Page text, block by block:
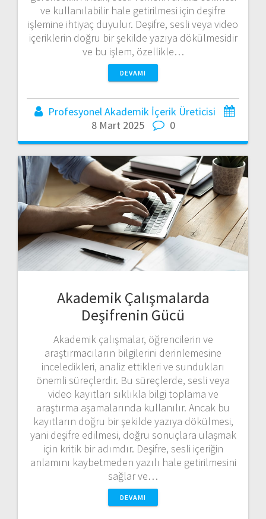
ve kullanılabilir hale getirilmesi için deşifre
işlemine ihtiyaç duyulur. Deşifre, sesli veya video
içeriklerin doğru bir şekilde yazıya dökülmesidir
ve bu işlem, özellikle…
DEVAMI
Profesyonel Akademik İçerik Üreticisi
8 Mart 2025
0
Akademik Çalışmalarda
Deşifrenin Gücü
Akademik çalışmalar, öğrencilerin ve
araştırmacıların bilgilerini derinlemesine
inceledikleri, analiz ettikleri ve sundukları
önemli süreçlerdir. Bu süreçlerde, sesli veya
video kayıtları sıklıkla bilgi toplama ve
araştırma aşamalarında kullanılır. Ancak bu
kayıtların doğru bir şekilde yazıya dökülmesi,
yani deşifre edilmesi, doğru sonuçlara ulaşmak
için kritik bir adımdır. Deşifre, sesli içeriğin
anlamını kaybetmeden yazılı hale getirilmesini
sağlar ve…
DEVAMI